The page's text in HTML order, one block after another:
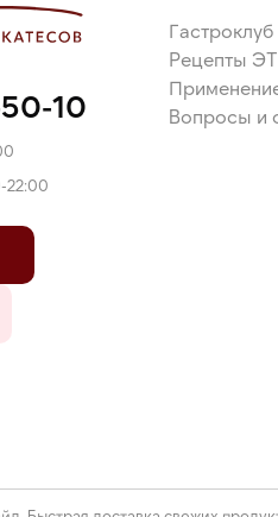
10
22:00
Гастроклуб
Рецепты
Вопросы и